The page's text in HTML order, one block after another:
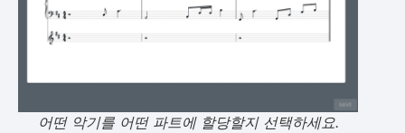
어떤 악기를 어떤 파트에 할당할지 선택하세요.